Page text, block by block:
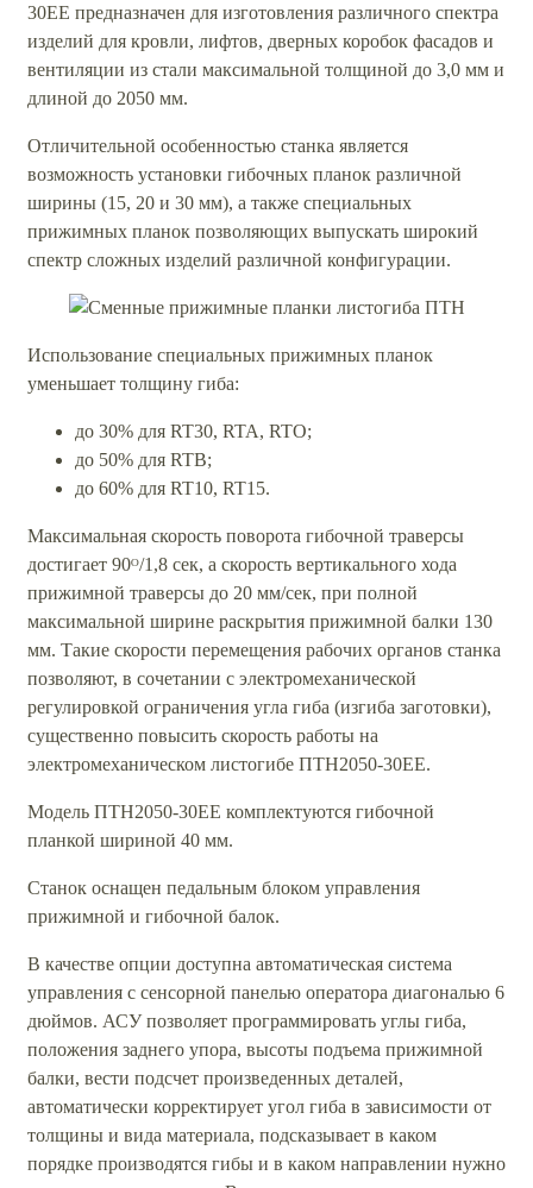
30ЕЕ предназначен для изготовления различного спектра
изделий для кровли, лифтов, дверных коробок фасадов и
вентиляции из стали максимальной толщиной до 3,0 мм и
длиной до 2050 мм.
Отличительной особенностью станка является
возможность установки гибочных планок различной
ширины (15, 20 и 30 мм), а также специальных
прижимных планок позволяющих выпускать широкий
спектр сложных изделий различной конфигурации.
Использование специальных прижимных планок
уменьшает толщину гиба:
до 30% для RT30, RTA, RTO;
до 50% для RTB;
до 60% для RT10, RT15.
Максимальная скорость поворота гибочной траверсы
достигает 90ᴼ/1,8 сек, а скорость вертикального хода
прижимной траверсы до 20 мм/сек, при полной
максимальной ширине раскрытия прижимной балки 130
мм. Такие скорости перемещения рабочих органов станка
позволяют, в сочетании с электромеханической
регулировкой ограничения угла гиба (изгиба заготовки),
существенно повысить скорость работы на
электромеханическом листогибе ПТН2050-30ЕЕ.
Модель ПТН2050-30ЕЕ комплектуются гибочной
планкой шириной 40 мм.
Станок оснащен педальным блоком управления
прижимной и гибочной балок.
В качестве опции доступна автоматическая система
управления с сенсорной панелью оператора диагональю 6
дюймов. АСУ позволяет программировать углы гиба,
положения заднего упора, высоты подъема прижимной
балки, вести подсчет произведенных деталей,
автоматически корректирует угол гиба в зависимости от
толщины и вида материала, подсказывает в каком
порядке производятся гибы и в каком направлении нужно